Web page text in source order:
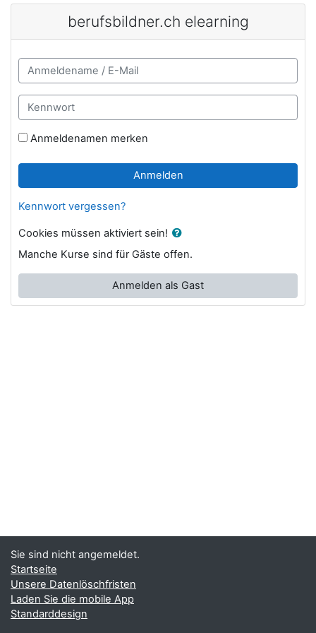
Zum Hauptinhalt
berufsbildner.ch elearning
Anmeldename / E-Mail
Kennwort
Anmeldenamen merken
Anmelden
Kennwort vergessen?
Cookies müssen aktiviert sein!
Manche Kurse sind für Gäste offen.
Anmelden als Gast
Sie sind nicht angemeldet.
Startseite
Unsere Datenlöschfristen
Laden Sie die mobile App
Standarddesign